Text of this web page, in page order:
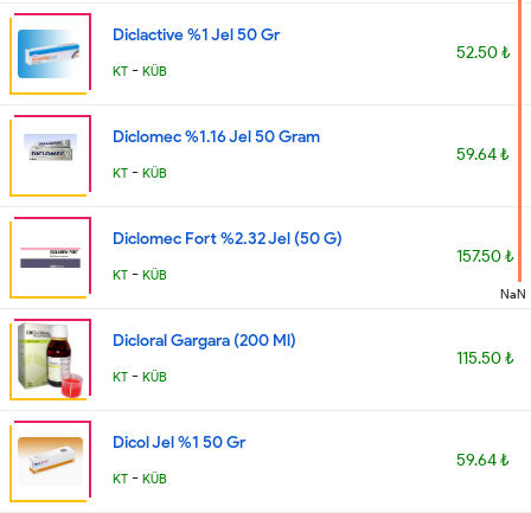
Diclactive %1 Jel 50 Gr
KT - KÜB
52.50 ₺
Diclomec %1.16 Jel 50 Gram
KT - KÜB
59.64 ₺
Diclomec Fort %2.32 Jel (50 G)
KT - KÜB
157.50 ₺
Dicloral Gargara (200 Ml)
KT - KÜB
115.50 ₺
Dicol Jel %1 50 Gr
KT - KÜB
59.64 ₺
NaN